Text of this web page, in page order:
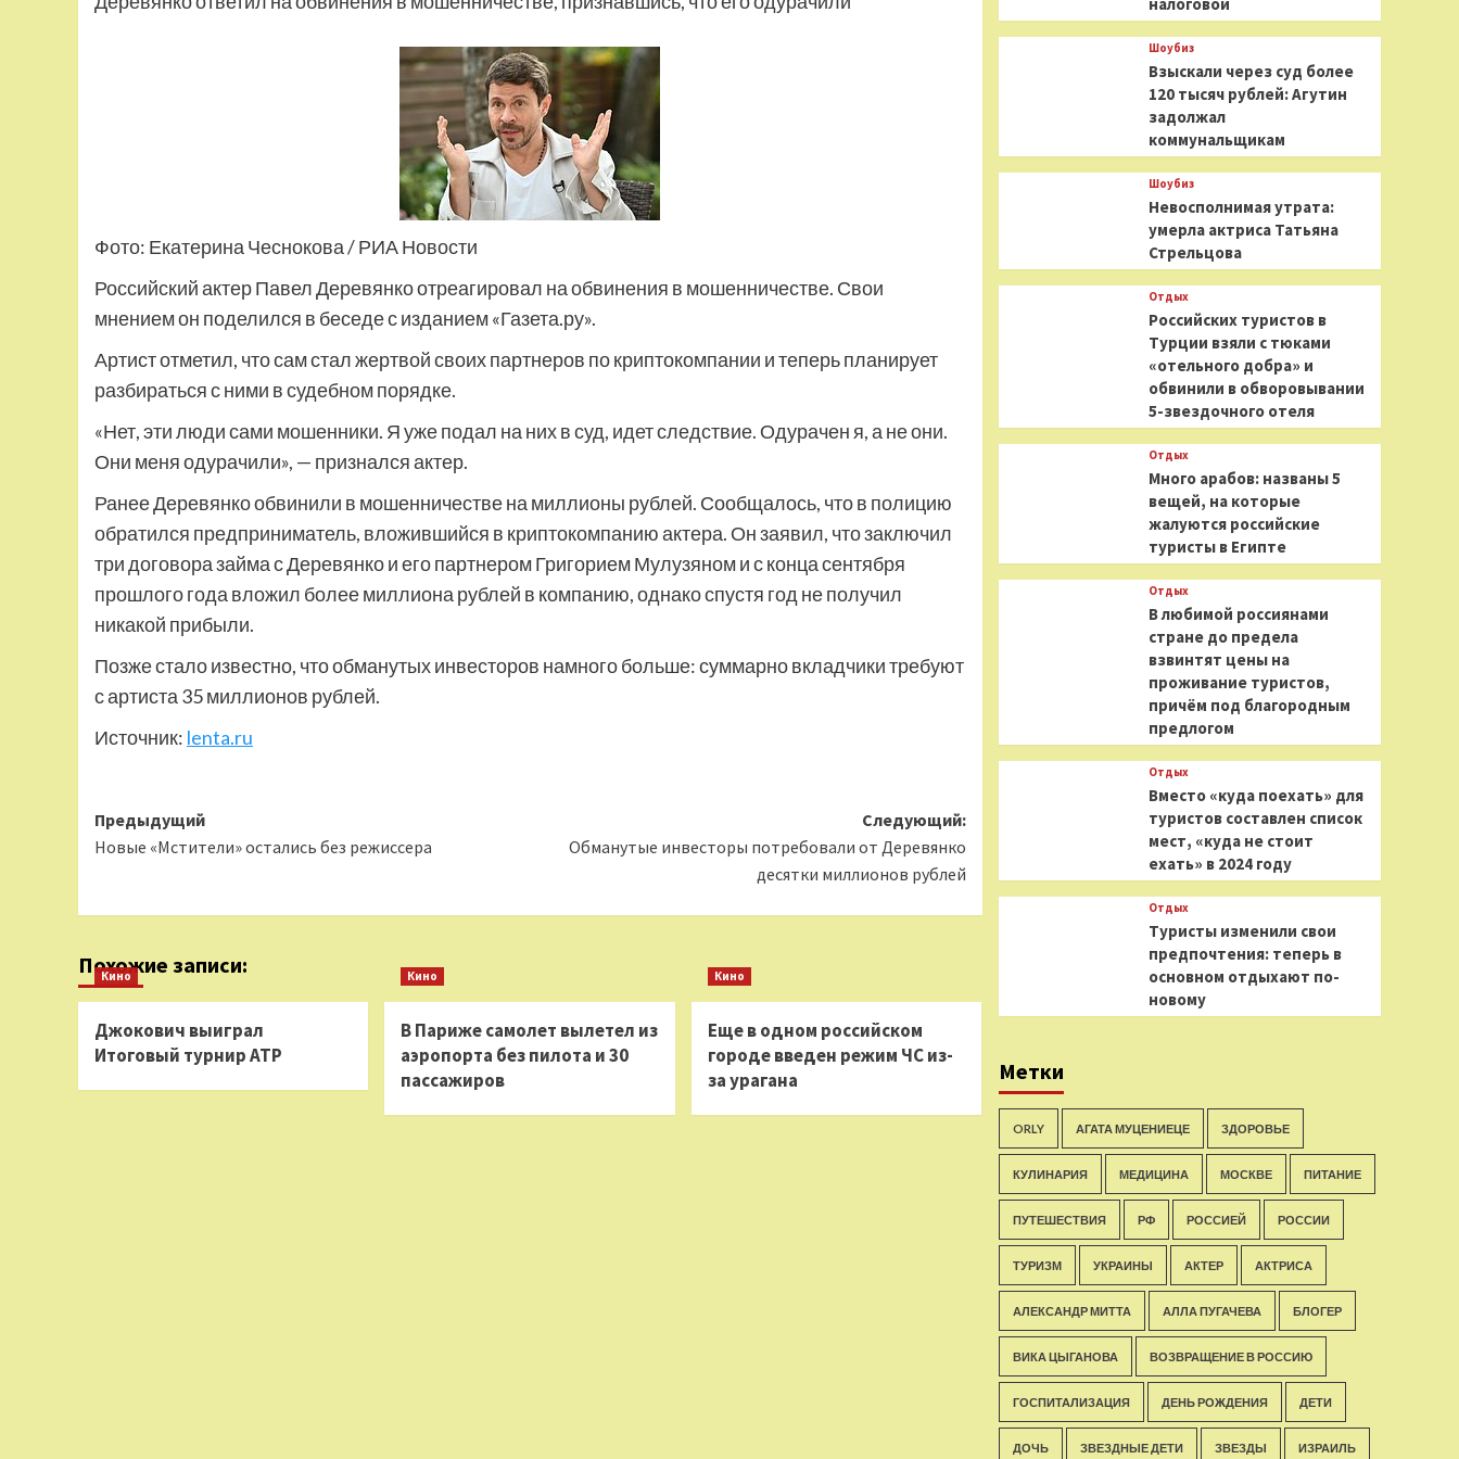
Фото: Екатерина Чеснокова / РИА Новости
Российский актер Павел Деревянко отреагировал на обвинения в мошенничестве. Свои
мнением он поделился в беседе с изданием «Газета.ру».
Артист отметил, что сам стал жертвой своих партнеров по криптокомпании и теперь планирует
разбираться с ними в судебном порядке.
«Нет, эти люди сами мошенники. Я уже подал на них в суд, идет следствие. Одурачен я, а не они.
Они меня одурачили», — признался актер.
Ранее Деревянко обвинили в мошенничестве на миллионы рублей. Сообщалось, что в полицию
обратился предприниматель, вложившийся в криптокомпанию актера. Он заявил, что заключил
три договора займа с Деревянко и его партнером Григорием Мулузяном и с конца сентября
прошлого года вложил более миллиона рублей в компанию, однако спустя год не получил
никакой прибыли.
Позже стало известно, что обманутых инвесторов намного больше: суммарно вкладчики требуют
с артиста 35 миллионов рублей.
Источник: lenta.ru
Навигация
записи
Предыдущий
Новые «Мстители» остались без режиссера
Следующий:
Обманутые инвесторы потребовали от Деревянко
десятки миллионов рублей
Похожие записи:
Кино
Джокович выиграл
Итоговый турнир ATP
Кино
В Париже самолет вылетел из
аэропорта без пилота и 30
пассажиров
Кино
Еще в одном российском
городе введен режим ЧС из-
за урагана
Шоубиз
Взыскали через суд более
120 тысяч рублей: Агутин
задолжал
коммунальщикам
Шоубиз
Невосполнимая утрата:
умерла актриса Татьяна
Стрельцова
Отдых
Российских туристов в
Турции взяли с тюками
«отельного добра» и
обвинили в обворовывании
5-звездочного отеля
Отдых
Много арабов: названы 5
вещей, на которые
жалуются российские
туристы в Египте
Отдых
В любимой россиянами
стране до предела
взвинтят цены на
проживание туристов,
причём под благородным
предлогом
Отдых
Вместо «куда поехать» для
туристов составлен список
мест, «куда не стоит
ехать» в 2024 году
Отдых
Туристы изменили свои
предпочтения: теперь в
основном отдыхают по-
новому
Метки
ORLY АГАТА МУЦЕНИЕЦЕ ЗДОРОВЬЕ
КУЛИНАРИЯ МЕДИЦИНА МОСКВЕ ПИТАНИЕ
ПУТЕШЕСТВИЯ РФ РОССИЕЙ РОССИИ
ТУРИЗМ УКРАИНЫ АКТЕР АКТРИСА
АЛЕКСАНДР МИТТА АЛЛА ПУГАЧЕВА БЛОГЕР
ВИКА ЦЫГАНОВА ВОЗВРАЩЕНИЕ В РОССИЮ
ГОСПИТАЛИЗАЦИЯ ДЕНЬ РОЖДЕНИЯ ДЕТИ
ДОЧЬ ЗВЕЗДНЫЕ ДЕТИ ЗВЕЗДЫ ИЗРАИЛЬ